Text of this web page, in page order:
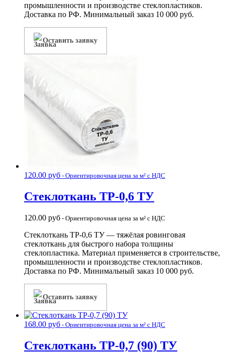
промышленности и производстве стеклопластиков.
Доставка по РФ. Минимальный заказ 10 000 руб.
Оставить заявку
120.00 руб - Ориентировочная цена за м² с НДС
Стеклоткань ТР-0,6 ТУ
120.00 руб - Ориентировочная цена за м² с НДС
Стеклоткань ТР-0,6 ТУ — тяжёлая ровинговая
стеклоткань для быстрого набора толщины
стеклопластика. Материал применяется в строительстве,
промышленности и производстве стеклопластиков.
Доставка по РФ. Минимальный заказ 10 000 руб.
Оставить заявку
168.00 руб - Ориентировочная цена за м² с НДС
Стеклоткань ТР-0,7 (90) ТУ